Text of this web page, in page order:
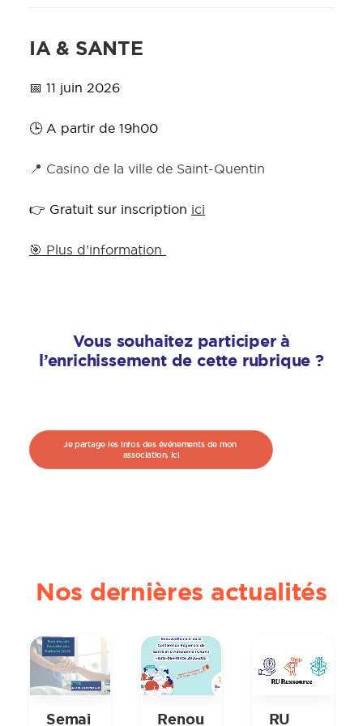
IA & SANTE
📅 11 juin 2026
🕒 A partir de 19h00
📍 Casino de la ville de Saint-Quentin
👉 Gratuit sur inscription ici
🎯 Plus d’information
Vous souhaitez participer à
l’enrichissement de cette rubrique ?
Je partage les infos des événements de mon
association, ici
Nos dernières actualités
Semai Renou RU